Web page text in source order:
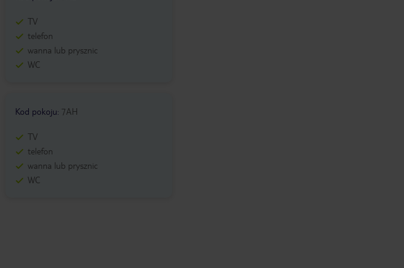
TV
telefon
wanna lub prysznic
WC
Kod pokoju: 7AH
TV
telefon
wanna lub prysznic
WC